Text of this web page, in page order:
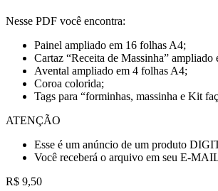
Nesse PDF você encontra:
Painel ampliado em 16 folhas A4;
Cartaz “Receita de Massinha” ampliado
Avental ampliado em 4 folhas A4;
Coroa colorida;
Tags para “forminhas, massinha e Kit
ATENÇÃO
Esse é um anúncio de um produto
Você receberá o arquivo em seu E-
R$ 9,50